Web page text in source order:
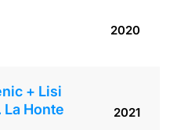
2020
+ Lisi
La Honte
2021